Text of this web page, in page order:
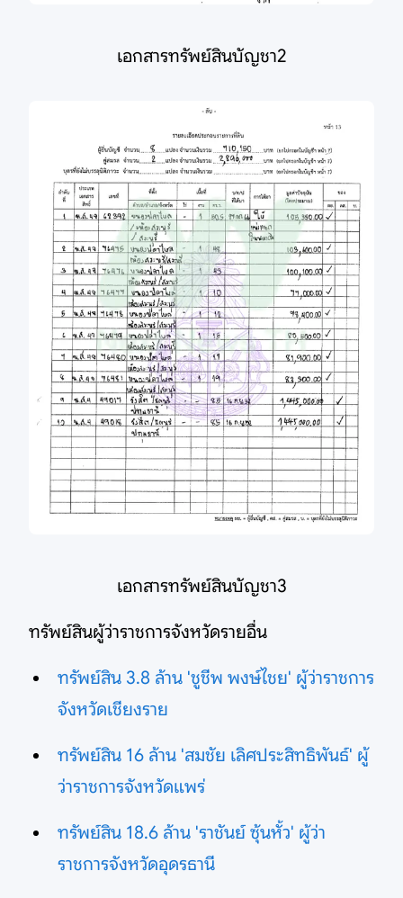
เอกสารทรัพย์สินบัญชา2
เอกสารทรัพย์สินบัญชา3
ทรัพย์สินผู้ว่าราชการจังหวัดรายอื่น
ทรัพย์สิน 3.8 ล้าน 'ชูชีพ พงษ์ไชย' ผู้ว่าราชการ
จังหวัดเชียงราย
ทรัพย์สิน 16 ล้าน 'สมชัย เลิศประสิทธิพันธ์' ผู้
ว่าราชการจังหวัดแพร่
ทรัพย์สิน 18.6 ล้าน 'ราชันย์ ซุ้นหั้ว' ผู้ว่า
ราชการจังหวัดอุดรธานี